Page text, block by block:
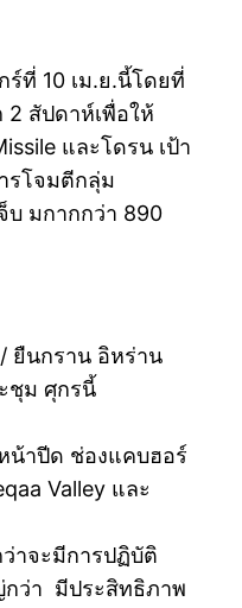
ร์ที่ 10 เม.ย.นี้โดยที่
สัปดาห์เพื่อให้
และโดรน เป้า
รโจมตีกลุ่ม
บ มกากกว่า 890
ยืนกราน อิหร่าน
ชุม ศุกรนี้
น้าปีด ช่องแคบฮอร์
Valley และ
าจะมีการปฏิบัติ
กว่า มีประสิทธิภาพ